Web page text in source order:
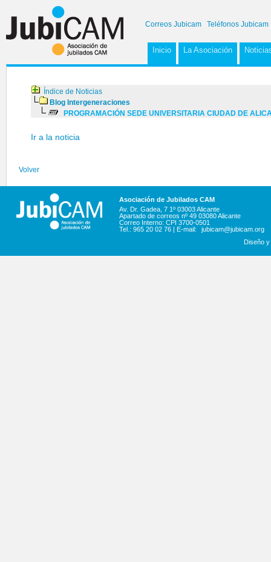
Correos Jubicam Teléfonos Jubicam
Inicio La Asociación
Índice de Noticias
Blog Intergeneraciones
PROGRAMACIÓN SEDE UNIVERSITARIA CIUDAD DE
Ir a la noticia
Volver
Asociación de Jubilados CAM
Av. Dr. Gadea, 7 1º 03003 Alicante
Apartado de correos nº 49 03080 Alicante
Correo Interno: CPI 3700-0501
Tel.: 965 20 02 76 | E-mail:
jubicam@jubicam.org
Diseño